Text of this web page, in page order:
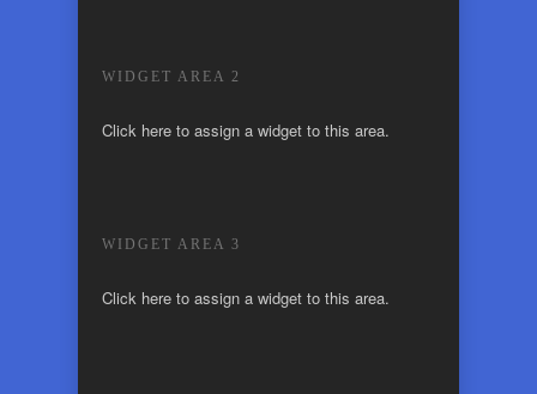
WIDGET AREA 2
Click here to assign a widget to this area.
WIDGET AREA 3
Click here to assign a widget to this area.